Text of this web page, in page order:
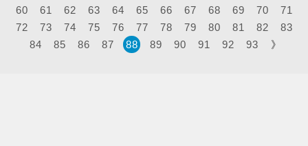
60
61 62 63 64 65 66 67 68 69 70
71
72
73 74 75 76 77 78 79 80 81 82
83
84
85 86 87 88 89 90 91 92 93 》